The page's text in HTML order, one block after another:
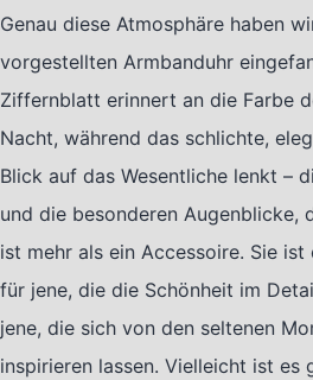
Genau diese Atmosphäre haben
vorgestellten Armbanduhr
Ziffernblatt erinnert an die Farbe
Nacht, während das schlichte,
Blick auf das Wesentliche lenkt –
und die besonderen Augenblicke,
ist mehr als ein Accessoire. Sie
für jene, die die Schönheit im
jene, die sich von den seltenen
inspirieren lassen. Vielleicht ist es